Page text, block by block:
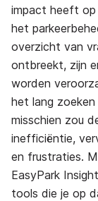
impact heeft op
het
overzicht van
ontbreekt, zijn
worden
het lang zoeken
misschien zou
inefficiëntie,
en frustraties.
EasyPark
tools die je op